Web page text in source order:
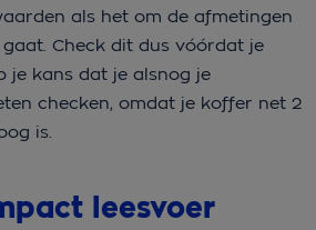
als het om de afmetingen
Check dit dus vóórdat je
je kans dat je alsnog je
checken, omdat je koffer net 2
is.
leesvoer